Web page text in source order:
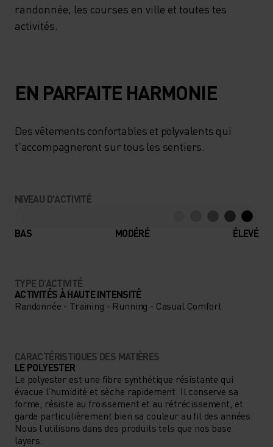
randonnée, les courses en ville et toutes tes
activités.
EN PARFAITE HARMONIE
Des vêtements confortables et polyvalents qui
t'accompagneront sur tous les sentiers.
NIVEAU D'ACTIVITÉ
BAS MODÉRÉ ÉLEVÉ
TYPE D’ACTIVITÉ
ACTIVITÉS À HAUTE INTENSITÉ
Randonnée - Training - Running - Casual Comfort
CARACTÉRISTIQUES DES MATIÈRES
LE POLYESTER
Le polyester est une fibre synthétique résistante qui
évacue l’humidité et sèche rapidement. Il conserve sa
forme, résiste au froissement et au rétrécissement, et
garde particulièrement bien sa couleur au fil des années.
Nous l’utilisons dans des produits tels que nos base
layers.